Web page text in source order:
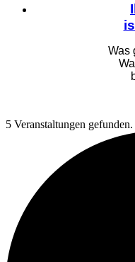
Was
5 Veranstaltungen gefunden.